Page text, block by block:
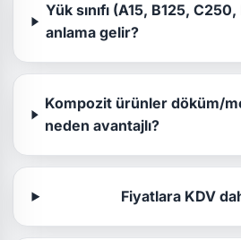
Yük sınıfı (A15, B125,
anlama gelir?
Kompozit ürünler döküm/
neden avantajlı?
Fiyatlara KDV